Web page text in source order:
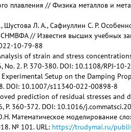
плавления // Физика металлов и
Л. А., Сафиуллин С. Р.
// Известия высших учебных
10-79-88
of strain and stress
2. P. 370-380. DOI: 10.1108/RPJ-10-
Setup on the Damping
DOI: 10.1007/s11340-022-00898-8
prediction of residual stresses
P. 360-372. DOI: 10.1016/
Математическое моделирование
№ 101. URL: https://trudymai.ru/